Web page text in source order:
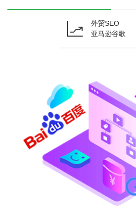
外贸SEO
亚马逊谷歌